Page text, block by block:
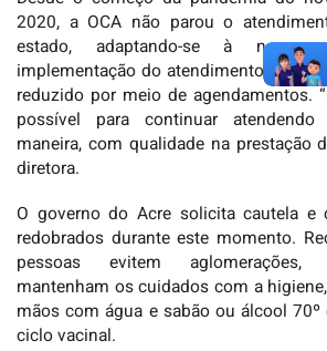
2020, a OCA não parou o
estado, adaptando-se à nova
implementação do atendimento
reduzido por meio de agendamentos.
possível para continuar
maneira, com qualidade na prestação
diretora.
O governo do Acre solicita cautela e
redobrados durante este momento.
pessoas evitem aglomerações,
mantenham os cuidados com a
mãos com água e sabão ou álcool
ciclo vacinal.